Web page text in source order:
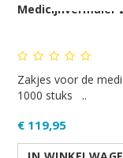
Medicijnvermaler
Zakjes voor de
1000 stuks ..
€ 119,95